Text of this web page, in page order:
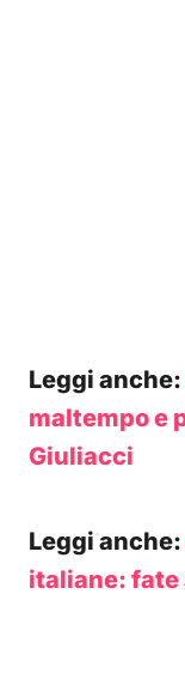
Leggi anche:
maltempo e
Giuliacci
Leggi anche:
italiane: fate